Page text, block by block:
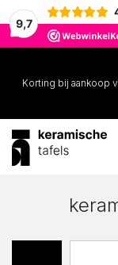
9,7
Korting bij aankoop